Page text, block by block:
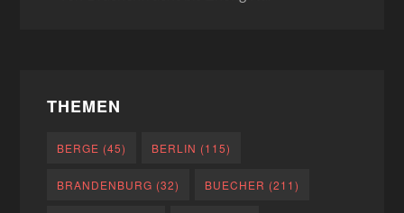
THEMEN
BERGE (45) BERLIN (115)
BRANDENBURG (32) BUECHER (211)